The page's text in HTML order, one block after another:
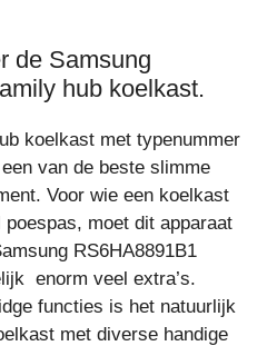
de Samsung
hub koelkast.
koelkast met typenummer
van de beste slimme
Voor wie een koelkast
moet dit apparaat
RS6HA8891B1
enorm veel extra’s.
functies is het natuurlijk
met diverse handige